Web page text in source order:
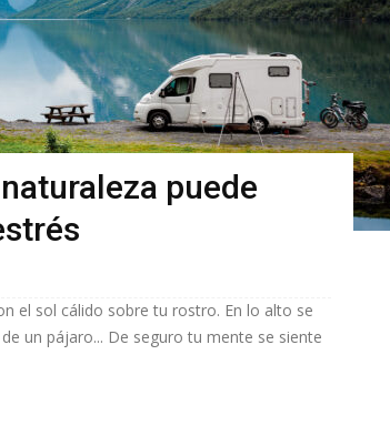
puede
el sol cálido sobre tu rostro. En lo alto se
un pájaro... De seguro tu mente se siente